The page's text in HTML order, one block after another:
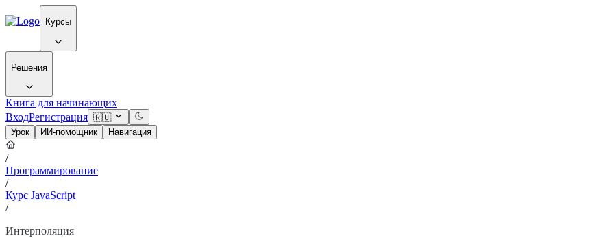
Курсы
Решения
Книга для начинающих
ВходРегистрация 🇷🇺
Урок
ИИ-помощник Навигация
/
Программирование
/
Курс JavaScript
/
Интерполяция